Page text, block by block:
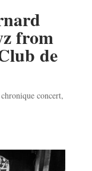
from
de
chronique concert,